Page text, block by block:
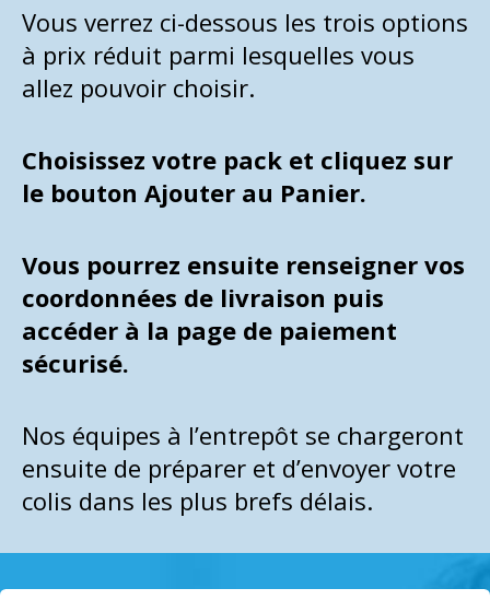
Vous verrez ci-dessous les trois options
à prix réduit parmi lesquelles vous
allez pouvoir choisir.
Choisissez votre pack et cliquez sur
le bouton Ajouter au Panier.
Vous pourrez ensuite renseigner vos
coordonnées de livraison puis
accéder à la page de paiement
sécurisé.
Nos équipes à l’entrepôt se chargeront
ensuite de préparer et d’envoyer votre
colis dans les plus brefs délais.